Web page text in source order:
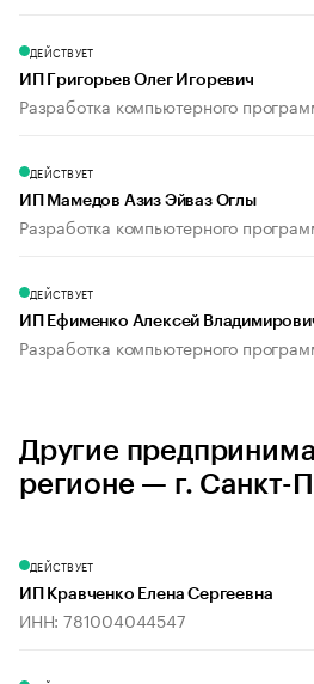
ДЕЙСТВУЕТ
ИП Григорьев Олег Игоревич
Разработка компьютерного
ДЕЙСТВУЕТ
ИП Мамедов Азиз Эйваз Оглы
Разработка компьютерного
ДЕЙСТВУЕТ
ИП Ефименко Алексей
Разработка компьютерного
Другие
регионе — г. Санкт-
ДЕЙСТВУЕТ
ИП Кравченко Елена Сергеевна
ИНН: 781004044547